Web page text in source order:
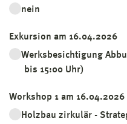
nein
Exkursion am 16.04.2026
Werksbesichtigung
bis 15:00 Uhr)
Workshop 1 am 16.04.2026
Holzbau zirkulär -